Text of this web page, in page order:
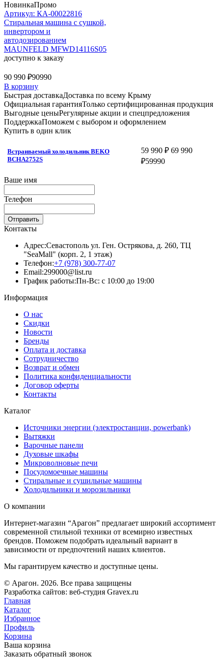
НовинкаПромо
Артикул: КА-00022816
Стиральная машина c сушкой,
инвертором и
автодозированием
MAUNFELD MFWD14116S05
доступно к заказу
90 990 ₽90990
В корзину
Быстрая доставкаДоставка по всему Крыму
Официальная гарантияТолько сертифицированная продукция
Выгодные ценыРегулярные акции и спецпредложения
ПоддержкаПоможем с выбором и оформлением
Купить в один клик
Встраиваемый холодильник BEKO
BCHA2752S
59 990 ₽ 69 990
₽59990
Ваше имя
Телефон
Отправить
Контакты
Адрес:Севастополь ул. Ген. Острякова, д. 260, ТЦ
"SeaMall" (корп. 2, 1 этаж)
Телефон:+7 (978) 300-77-07
Email:299000@list.ru
График работы:Пн-Вс: с 10:00 до 19:00
Информация
О нас
Скидки
Новости
Бренды
Оплата и доставка
Сотрудничество
Возврат и обмен
Политика конфиденциальности
Договор оферты
Контакты
Каталог
Источники энергии (электростанции, powerbank)
Вытяжки
Варочные панели
Духовые шкафы
Микроволновые печи
Посудомоечные машины
Стиральные и сушильные машины
Холодильники и морозильники
О компании
Интернет-магазин “Арагон” предлагает широкий ассортимент
современной стильной техники от всемирно известных
брендов. Поможем подобрать идеальный вариант в
зависимости от предпочтений наших клиентов.
Мы гарантируем качество и доступные цены.
© Арагон. 2026. Все права защищены
Разработка сайтов: веб-студия Gravex.ru
Главная
Каталог
Избранное
Профиль
Корзина
Ваша корзина
Заказать обратный звонок